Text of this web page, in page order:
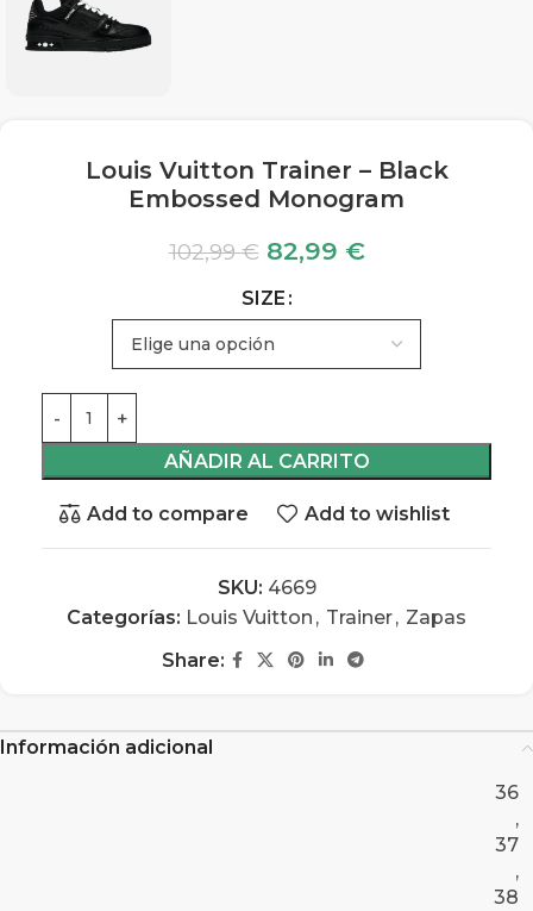
Louis Vuitton Trainer – Black
Embossed Monogram
102,99€ 82,99 €
SIZE
AÑADIR AL CARRITO
Add to compare Add to wishlist
SKU: 4669
Categorías: Louis Vuitton , Trainer, Zapas
Share:
Información adicional
36
,
37
,
38